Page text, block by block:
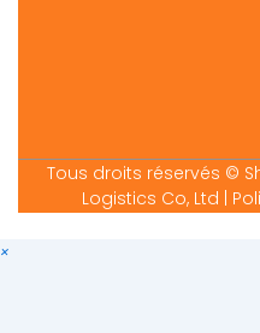
Tous droits réservés ©
Logistics Co, Ltd |
×